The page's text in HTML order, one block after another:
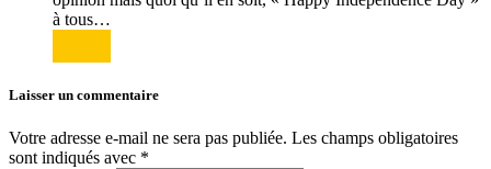
à tous…
Laisser un commentaire
Votre adresse e-mail ne sera pas publiée. Les champs obligatoires
sont indiqués avec *